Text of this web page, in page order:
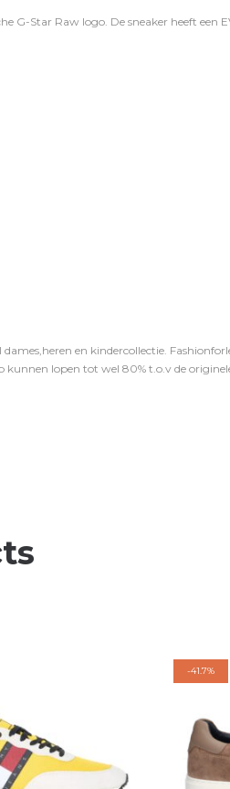
G-Star Raw logo. De sneaker heeft een
en kindercollectie.
kunnen lopen tot wel 80% t.o.v de
-41.7%